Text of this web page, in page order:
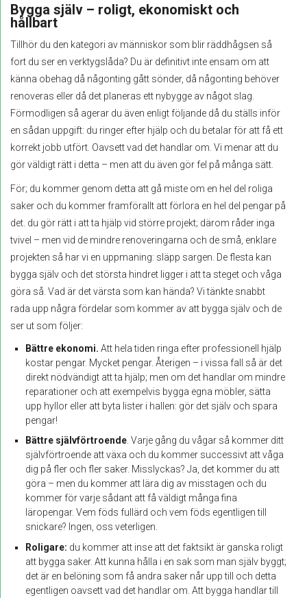
Bygga själv – roligt, ekonomiskt och
hållbart
Tillhör du den kategori av människor som blir räddhågsen så
fort du ser en verktygslåda? Du är definitivt inte ensam om att
känna obehag då någonting gått sönder, då någonting behöver
renoveras eller då det planeras ett nybygge av något slag.
Förmodligen så agerar du även enligt följande då du ställs inför
en sådan uppgift: du ringer efter hjälp och du betalar för att få ett
korrekt jobb utfört. Oavsett vad det handlar om. Vi menar att du
gör väldigt rätt i detta – men att du även gör fel på många sätt.
För; du kommer genom detta att gå miste om en hel del roliga
saker och du kommer framförallt att förlora en hel del pengar på
det. du gör rätt i att ta hjälp vid större projekt; därom råder inga
tvivel – men vid de mindre renoveringarna och de små, enklare
projekten så har vi en uppmaning: släpp sargen. De flesta kan
bygga själv och det största hindret ligger i att ta steget och våga
göra så. Vad är det värsta som kan hända? Vi tänkte snabbt
rada upp några fördelar som kommer av att bygga själv och de
ser ut som följer:
Bättre ekonomi. Att hela tiden ringa efter professionell hjälp
kostar pengar. Mycket pengar. Återigen – i vissa fall så är det
direkt nödvändigt att ta hjälp; men om det handlar om mindre
reparationer och att exempelvis bygga egna möbler, sätta
upp hyllor eller att byta lister i hallen: gör det själv och spara
pengar!
Bättre självförtroende. Varje gång du vågar så kommer ditt
självförtroende att växa och du kommer successivt att våga
dig på fler och fler saker. Misslyckas? Ja, det kommer du att
göra – men du kommer att lära dig av misstagen och du
kommer för varje sådant att få väldigt många fina
läropengar. Vem föds fullärd och vem föds egentligen till
snickare? Ingen, oss veterligen.
Roligare: du kommer att inse att det faktsikt är ganska roligt
att bygga saker. Att kunna hålla i en sak som man själv byggt;
det är en belöning som få andra saker når upp till och detta
egentligen oavsett vad det handlar om. Att bygga handlar till